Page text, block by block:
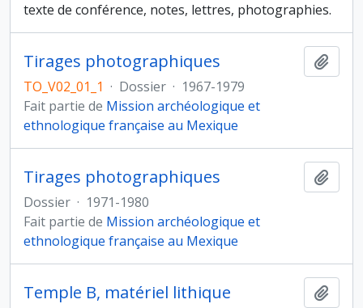
texte de conférence, notes, lettres, photographies.
Tirages photographiques
TO_V02_01_1 · Dossier · 1967-1979
Fait partie de Mission archéologique et
ethnologique française au Mexique
Tirages photographiques
Dossier · 1971-1980
Fait partie de Mission archéologique et
ethnologique française au Mexique
Temple B, matériel lithique